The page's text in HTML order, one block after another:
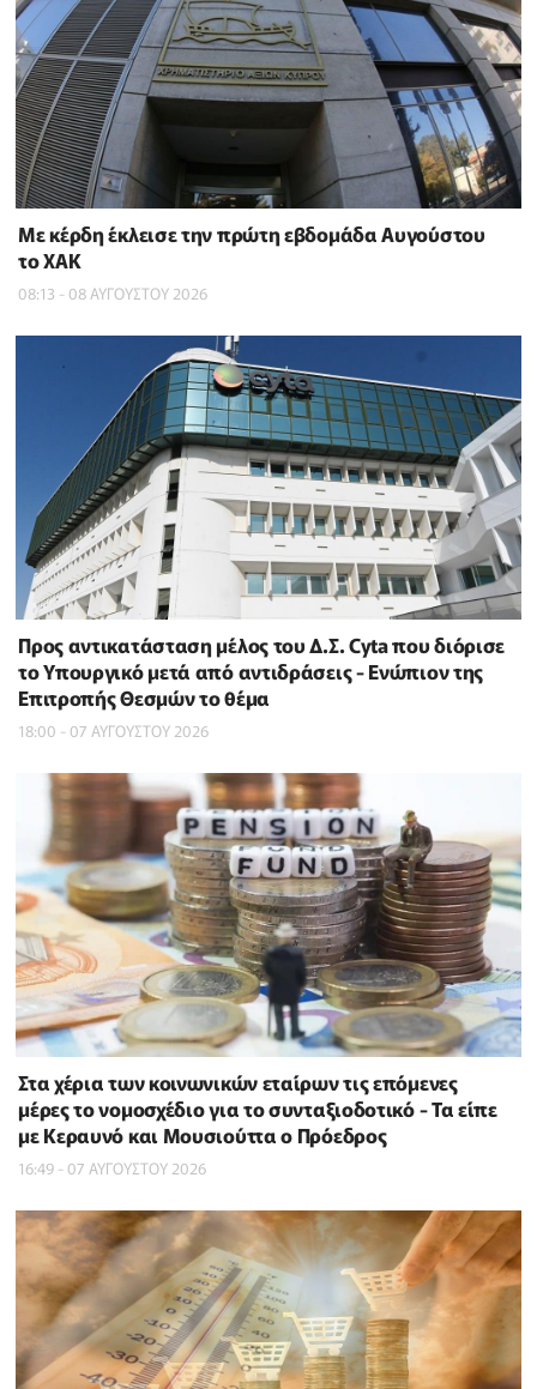
Με κέρδη έκλεισε την πρώτη εβδομάδα Αυγούστου
το ΧΑΚ
08:13 - 08 ΑΥΓΟΥΣΤΟΥ 2026
Προς αντικατάσταση μέλος του Δ.Σ. Cyta που διόρισε
το Υπουργικό μετά από αντιδράσεις - Ενώπιον της
Επιτροπής Θεσμών το θέμα
18:00 - 07 ΑΥΓΟΥΣΤΟΥ 2026
Στα χέρια των κοινωνικών εταίρων τις επόμενες
μέρες το νομοσχέδιο για το συνταξιοδοτικό - Τα είπε
με Κεραυνό και Μουσιούττα ο Πρόεδρος
16:49 - 07 ΑΥΓΟΥΣΤΟΥ 2026